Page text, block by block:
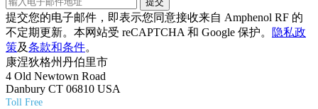
提交您的电子邮件，即表示您同意接收来自 Amphenol RF 的
不定期更新。本网站受 reCAPTCHA 和 Google 保护。
隐私政
策及条款和条件。
康涅狄格州丹伯里市
4 Old Newtown Road
Danbury CT 06810 USA
Toll Free